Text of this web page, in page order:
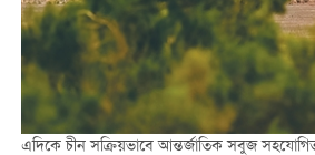
এদিকে চীন সক্রিয়ভাবে আন্তর্জাতিক সবুজ